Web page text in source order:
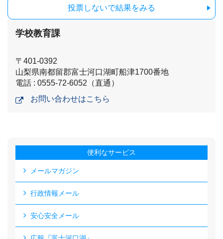
投票しないで結果をみる
学校教育課
〒401-0392
山梨県南都留郡富士河口湖町船津1700番地
電話 : 0555-72-6052（直通）
お問い合わせはこちら
便利なサービス
メールマガジン
行政情報メール
安心安全メール